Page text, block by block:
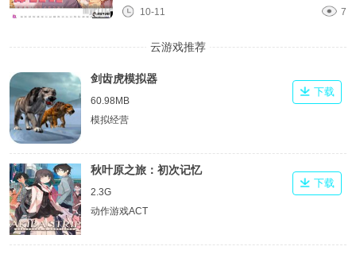
10-11 7
云游戏推荐
剑齿虎模拟器
60.98MB
模拟经营
下载
秋叶原之旅：初次记忆
2.3G
动作游戏ACT
下载